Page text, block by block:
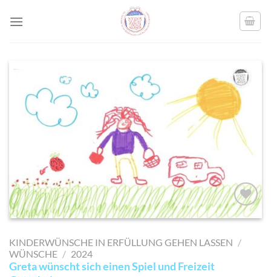
AUF MEINE
SETZEN
KINDERWÜNSCHE IN ERFÜLLUNG GEHEN LASSEN /
WÜNSCHE / 2024
Greta wünscht sich einen Spiel und Freizeit